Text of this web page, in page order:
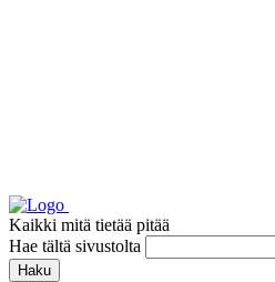
Kaikki mitä tietää pitää
Hae tältä sivustolta
Haku